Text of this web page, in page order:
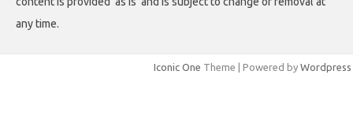
any time.
Iconic One Theme | Powered by Wordpress